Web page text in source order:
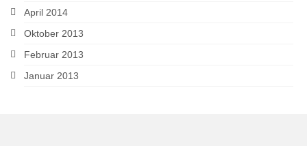
April 2014
Oktober 2013
Februar 2013
Januar 2013